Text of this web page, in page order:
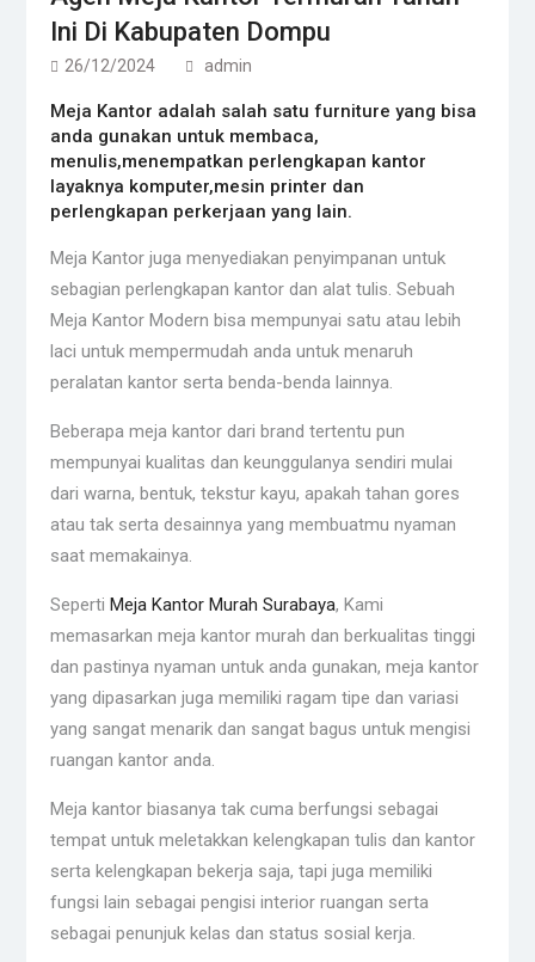
Ini Di Kabupaten Dompu
26/12/2024 admin
Meja Kantor adalah salah satu furniture yang bisa
anda gunakan untuk membaca,
menulis,menempatkan perlengkapan kantor
layaknya komputer,mesin printer dan
perlengkapan perkerjaan yang lain.
Meja Kantor juga menyediakan penyimpanan untuk
sebagian perlengkapan kantor dan alat tulis. Sebuah
Meja Kantor Modern bisa mempunyai satu atau lebih
laci untuk mempermudah anda untuk menaruh
peralatan kantor serta benda-benda lainnya.
Beberapa meja kantor dari brand tertentu pun
mempunyai kualitas dan keunggulanya sendiri mulai
dari warna, bentuk, tekstur kayu, apakah tahan gores
atau tak serta desainnya yang membuatmu nyaman
saat memakainya.
Seperti Meja Kantor Murah Surabaya, Kami
memasarkan meja kantor murah dan berkualitas tinggi
dan pastinya nyaman untuk anda gunakan, meja kantor
yang dipasarkan juga memiliki ragam tipe dan variasi
yang sangat menarik dan sangat bagus untuk mengisi
ruangan kantor anda.
Meja kantor biasanya tak cuma berfungsi sebagai
tempat untuk meletakkan kelengkapan tulis dan kantor
serta kelengkapan bekerja saja, tapi juga memiliki
fungsi lain sebagai pengisi interior ruangan serta
sebagai penunjuk kelas dan status sosial kerja.